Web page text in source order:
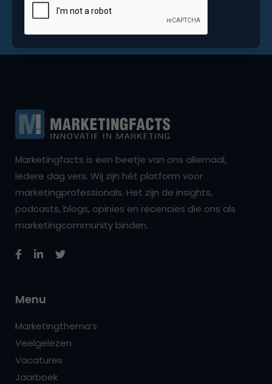
Marketingfacts is een beetje van ons allemaal,
iedere dag vers. Wij zijn hét platform voor
marketingprofessionals. Het zijn de insights,
podcasts, blogs, opinies en recencies die ons als
marketingcommunity binden.
Menu
Marketingthema’s
Veelgelezen
Vacatures
Jaarboek